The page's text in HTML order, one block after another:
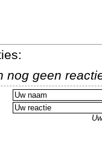
nog geen